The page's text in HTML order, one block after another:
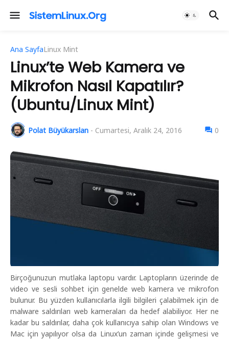
Ana SayfaLinux Mint
Linux’te Web Kamera ve
Mikrofon Nasıl Kapatılır?
(Ubuntu/Linux Mint)
Polat Büyükarslan - Cumartesi, Aralık 24, 2016 0
Birçoğunuzun mutlaka laptopu vardır. Laptopların üzerinde de
video ve sesli sohbet için genelde web kamera ve mikrofon
bulunur. Bu yüzden kullanıcılarla ilgili bilgileri çalabilmek için de
malware saldırıları web kameraları da hedef alabiliyor. Her ne
kadar bu saldırılar, daha çok kullanıcıya sahip olan Windows ve
Mac için yapılıyor olsa da Linux’un zaman içinde gelişmesi ve